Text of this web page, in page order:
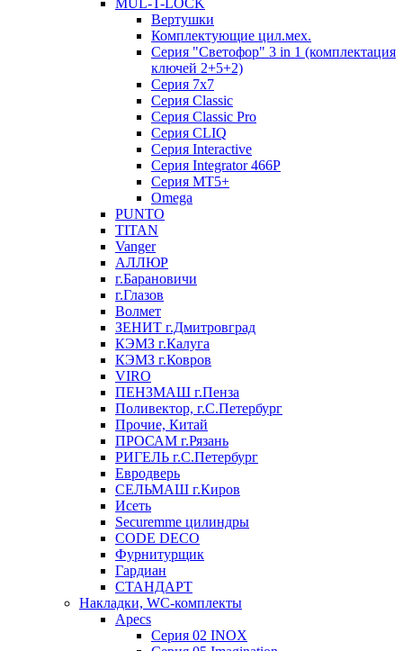
MUL-T-LOCK
Вертушки
Комплектующие цил.мех.
Серия "Светофор" 3 in 1 (комплектация
ключей 2+5+2)
Серия 7х7
Серия Classic
Серия Classic Pro
Серия CLIQ
Серия Interactive
Серия Integrator 466P
Серия MT5+
Omega
PUNTO
TITAN
Vanger
АЛЛЮР
г.Барановичи
г.Глазов
Волмет
ЗЕНИТ г.Дмитровград
КЭМЗ г.Калуга
КЭМЗ г.Ковров
VIRO
ПЕНЗМАШ г.Пенза
Поливектор, г.С.Петербург
Прочие, Китай
ПРОСАМ г.Рязань
РИГЕЛЬ г.С.Петербург
Евродверь
СЕЛЬМАШ г.Киров
Исеть
Securemme цилиндры
CODE DECO
Фурнитурщик
Гардиан
СТАНДАРТ
Накладки, WC-комплекты
Apecs
Cерия 02 INOX